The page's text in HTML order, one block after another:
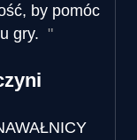
by pomóc
gry.